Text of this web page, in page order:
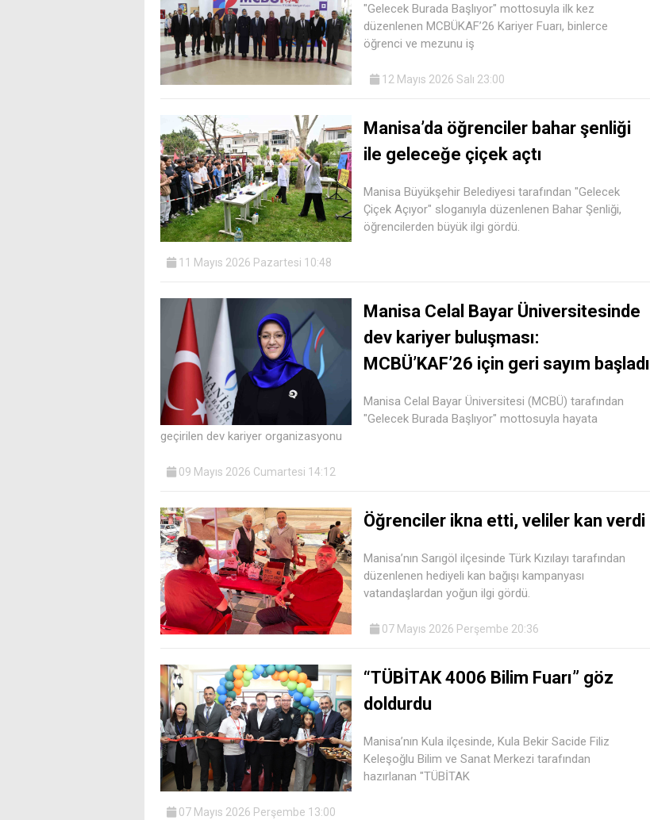
"Gelecek Burada Başlıyor" mottosuyla ilk kez
düzenlenen MCBÜKAF’26 Kariyer Fuarı, binlerce
öğrenci ve mezunu iş
12 Mayıs 2026 Salı 23:00
Manisa’da öğrenciler bahar şenliği
ile geleceğe çiçek açtı
Manisa Büyükşehir Belediyesi tarafından "Gelecek
Çiçek Açıyor" sloganıyla düzenlenen Bahar Şenliği,
öğrencilerden büyük ilgi gördü.
11 Mayıs 2026 Pazartesi 10:48
Manisa Celal Bayar Üniversitesinde
dev kariyer buluşması:
MCBÜ’KAF’26 için geri sayım başladı
Manisa Celal Bayar Üniversitesi (MCBÜ) tarafından
"Gelecek Burada Başlıyor" mottosuyla hayata
geçirilen dev kariyer organizasyonu
09 Mayıs 2026 Cumartesi 14:12
Öğrenciler ikna etti, veliler kan verdi
Manisa’nın Sarıgöl ilçesinde Türk Kızılayı tarafından
düzenlenen hediyeli kan bağışı kampanyası
vatandaşlardan yoğun ilgi gördü.
07 Mayıs 2026 Perşembe 20:36
“TÜBİTAK 4006 Bilim Fuarı” göz
doldurdu
Manisa’nın Kula ilçesinde, Kula Bekir Sacide Filiz
Keleşoğlu Bilim ve Sanat Merkezi tarafından
hazırlanan "TÜBİTAK
07 Mayıs 2026 Perşembe 13:00